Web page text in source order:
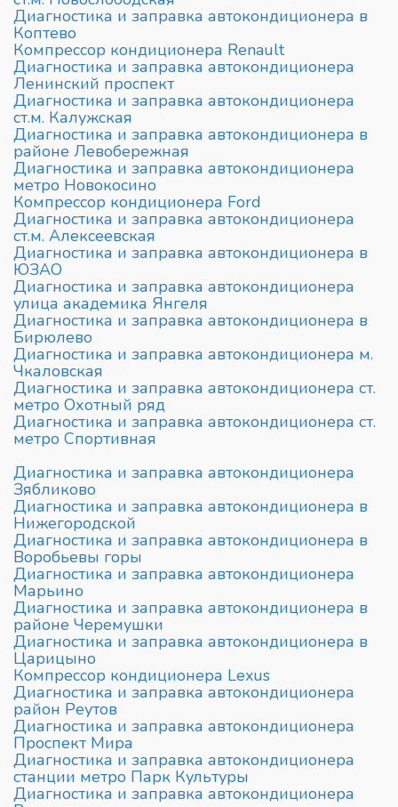
Диагностика и заправка автокондиционера в
Коптево
Компрессор кондиционера Renault
Диагностика и заправка автокондиционера
Ленинский проспект
Диагностика и заправка автокондиционера
ст.м. Калужская
Диагностика и заправка автокондиционера в
районе Левобережная
Диагностика и заправка автокондиционера
метро Новокосино
Компрессор кондиционера Ford
Диагностика и заправка автокондиционера
ст.м. Алексеевская
Диагностика и заправка автокондиционера в
ЮЗАО
Диагностика и заправка автокондиционера
улица академика Янгеля
Диагностика и заправка автокондиционера в
Бирюлево
Диагностика и заправка автокондиционера м.
Чкаловская
Диагностика и заправка автокондиционера ст.
метро Охотный ряд
Диагностика и заправка автокондиционера ст.
метро Спортивная
Диагностика и заправка автокондиционера
Зябликово
Диагностика и заправка автокондиционера в
Нижегородской
Диагностика и заправка автокондиционера в
Воробьевы горы
Диагностика и заправка автокондиционера
Марьино
Диагностика и заправка автокондиционера в
районе Черемушки
Диагностика и заправка автокондиционера в
Царицыно
Компрессор кондиционера Lexus
Диагностика и заправка автокондиционера
район Реутов
Диагностика и заправка автокондиционера
Проспект Мира
Диагностика и заправка автокондиционера
станции метро Парк Культуры
Диагностика и заправка автокондиционера